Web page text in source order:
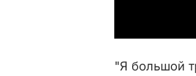
"Я большой